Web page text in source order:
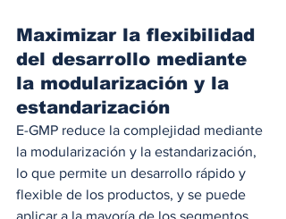
Maximizar la flexibilidad
del desarrollo mediante
la modularización y la
estandarización
E-GMP reduce la complejidad mediante
la modularización y la estandarización,
lo que permite un desarrollo rápido y
flexible de los productos, y se puede
aplicar a la mayoría de los segmentos